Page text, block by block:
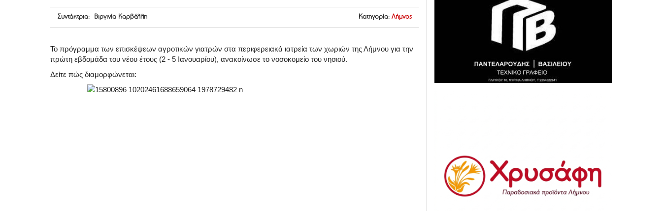
Συντάκτρια: Βιργινία Καρβέλλη Κατηγορία: Λήμνος
Το πρόγραμμα των επισκέψεων αγροτικών γιατρών στα περιφερειακά ιατρεία των χωριών της Λήμνου για την
πρώτη εβδομάδα του νέου έτους (2 - 5 Ιανουαρίου), ανακοίνωσε το νοσοκομείο του νησιού.
Δείτε πώς διαμορφώνεται: